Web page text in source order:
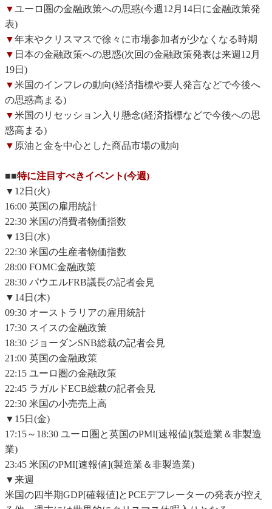
▼ユーロ圏の金融政策への思惑(今週12月14日に金融政策発
表)
▼年末やクリスマスで徐々に市場参加者が少なくなる時期
▼ 日本の金融政策への思惑(次回の金融政策発表は来週12月
19日)
▼米国のインフレの動向(経済指標や要人発言などで今後へ
の思惑高まる)
▼米国のリセッション入り懸念(経済指標などで今後への思
惑高まる)
▼ 原油と金を中心とした商品市場の動向
■■特に注目すべきイベント(今週)
▼12日(火)
16:00 英国の雇用統計
22:30 米国の消費者物価指数
▼13日(水)
22:30 米国の生産者物価指数
28:00 FOMC金融政策
28:30 パウエルFRB議長の記者会見
▼14日(木)
09:30 オーストラリアの雇用統計
17:30 スイスの金融政策
18:30 ジョーダンSNB総裁の記者会見
21:00 英国の金融政策
22:15 ユーロ圏の金融政策
22:45 ラガルドECB総裁の記者会見
22:30 米国の小売売上高
▼15日(金)
17:15～18:30 ユーロ圏と英国のPMI[速報値](製造業＆非製造
業)
23:45 米国のPMI[速報値](製造業＆非製造業)
▼来週
米国の四半期GDP[確報値]とPCEデフレーターの発表が控え